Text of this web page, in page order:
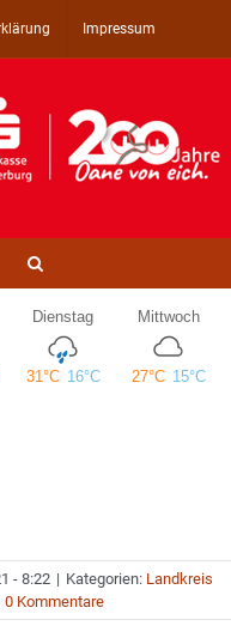
Impressum
- 8:22 | Kategorien: Landkreis
0 Kommentare